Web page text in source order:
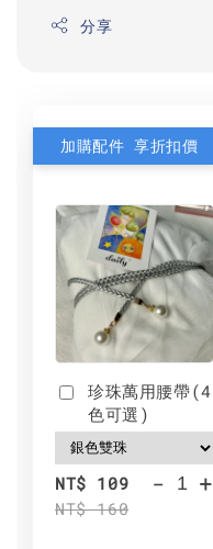
分享
加購配件 享折扣價
珍珠萬用腰帶(4
色可選)
NT$ 109
NT$ 160
- +